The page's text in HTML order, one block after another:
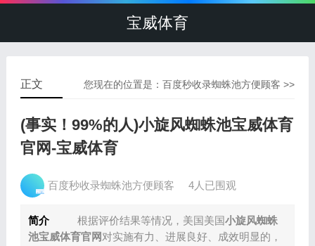
宝威体育
您现在的位置是：百度秒收录蜘蛛池方便顾客 >>
正文
(事实！99%的人)小旋风蜘蛛池宝威体育
官网-宝威体育
百度秒收录蜘蛛池方便顾客 4人已围观
简介 根据评价结果等情况，美国美国小旋风蜘蛛
池宝威体育官网对实施有力、进展良好、成效明显的，